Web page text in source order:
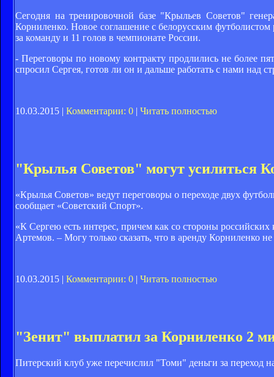
Сегодня на тренировочной базе "Крыльев Советов"
Корниленко. Новое соглашение с белорусским
за команду и 11 голов в чемпионате России.
- Переговоры по новому контракту продлились не более
спросил Сергея, готов ли он и дальше работать с нами над
10.03.2015 | Комментарии: 0 | Читать полностью
"Крылья Советов" могут усилиться
«Крылья Советов» ведут переговоры о переходе двух
сообщает «Советский Спорт».
«К Сергею есть интерес, причем как со стороны
Артемов. – Могу только сказать, что в аренду Корниленко
10.03.2015 | Комментарии: 0 | Читать полностью
"Зенит" выплатил за Корниленко 2
Питерский клуб уже перечислил "Томи" деньги за переход